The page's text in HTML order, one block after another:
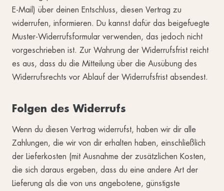
E-Mail) über deinen Entschluss, diesen Vertrag zu
widerrufen, informieren. Du kannst dafür das beigefuegte
Muster-Widerrufsformular verwenden, das jedoch nicht
vorgeschrieben ist. Zur Wahrung der Widerrufsfrist reicht
es aus, dass du die Mitteilung über die Ausübung des
Widerrufsrechts vor Ablauf der Widerrufsfrist absendest.
Folgen des Widerrufs
Wenn du diesen Vertrag widerrufst, haben wir dir alle
Zahlungen, die wir von dir erhalten haben, einschließlich
der Lieferkosten (mit Ausnahme der zusätzlichen Kosten,
die sich daraus ergeben, dass du eine andere Art der
Lieferung als die von uns angebotene, günstigste